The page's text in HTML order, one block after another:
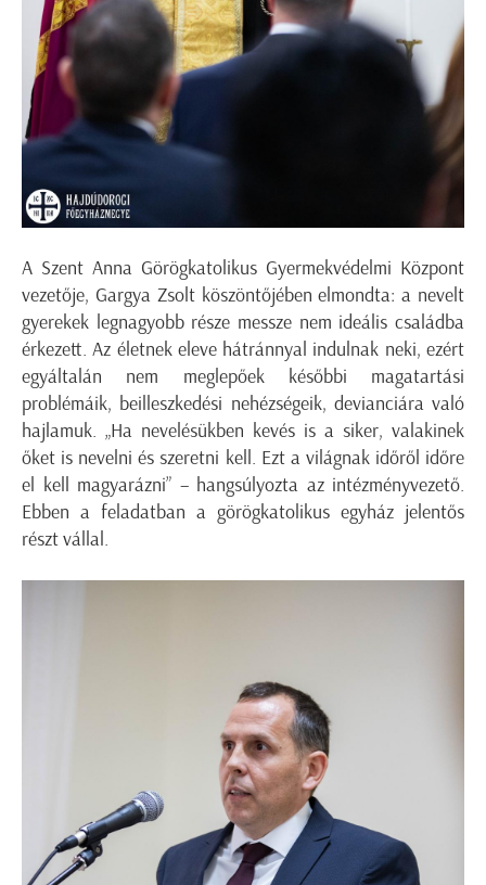
A Szent Anna Görögkatolikus Gyermekvédelmi Központ
vezetője, Gargya Zsolt köszöntőjében elmondta: a nevelt
gyerekek legnagyobb része messze nem ideális családba
érkezett. Az életnek eleve hátránnyal indulnak neki, ezért
egyáltalán nem meglepőek későbbi magatartási
problémáik, beilleszkedési nehézségeik, devianciára való
hajlamuk. „Ha nevelésükben kevés is a siker, valakinek
őket is nevelni és szeretni kell. Ezt a világnak időről időre
el kell magyarázni” – hangsúlyozta az intézményvezető.
Ebben a feladatban a görögkatolikus egyház jelentős
részt vállal.